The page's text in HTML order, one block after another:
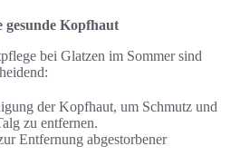
gesunde Kopfhaut
bei Glatzen im Sommer sind
der Kopfhaut, um Schmutz und
zu entfernen.
Entfernung abgestorbener